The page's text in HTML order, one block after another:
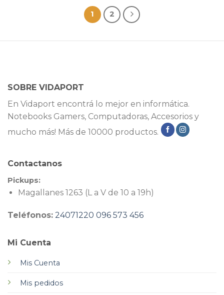
1 2
SOBRE VIDAPORT
En Vidaport encontrá lo mejor en informática.
Notebooks Gamers, Computadoras, Accesorios y
mucho más! Más de 10000 productos.
Mi Cuenta
Mis Cuenta
Mis pedidos
Contactanos
Pickups:
Magallanes 1263 (L a V de 10 a 19h)
Teléfonos: 24071220 096 573 456